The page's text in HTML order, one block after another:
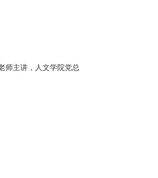
师主讲，人文学院党总